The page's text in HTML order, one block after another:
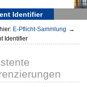
Identifier
E-Pflicht-Sammlung →
Identifier